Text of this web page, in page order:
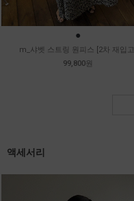
●
m_샤벳 스트링 원피스 [2차 재입고]
99,800원
액세서리